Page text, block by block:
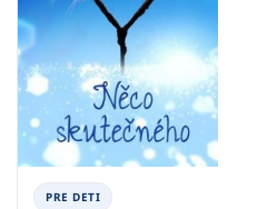
PRE DETI